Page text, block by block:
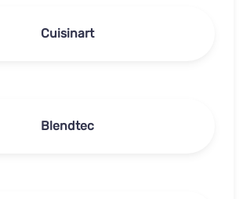
Cuisinart
Blendtec